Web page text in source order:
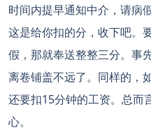
时间内提早通知中介，请
这是给你扣的分，收下吧。
假，那就奉送整整三分。事
离卷铺盖不远了。同样的，
还要扣15分钟的工资。总而
心。